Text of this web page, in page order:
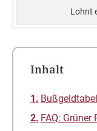
Inhalt
FAQ: Grüner